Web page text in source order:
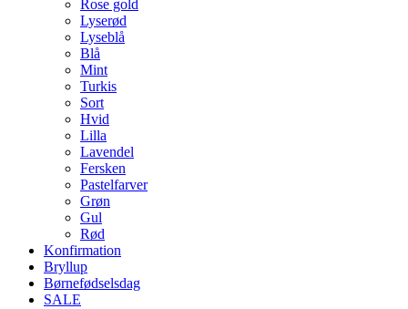
Rose gold
Lyserød
Lyseblå
Blå
Mint
Turkis
Sort
Hvid
Lilla
Lavendel
Fersken
Pastelfarver
Grøn
Gul
Rød
Konfirmation
Bryllup
Børnefødselsdag
SALE